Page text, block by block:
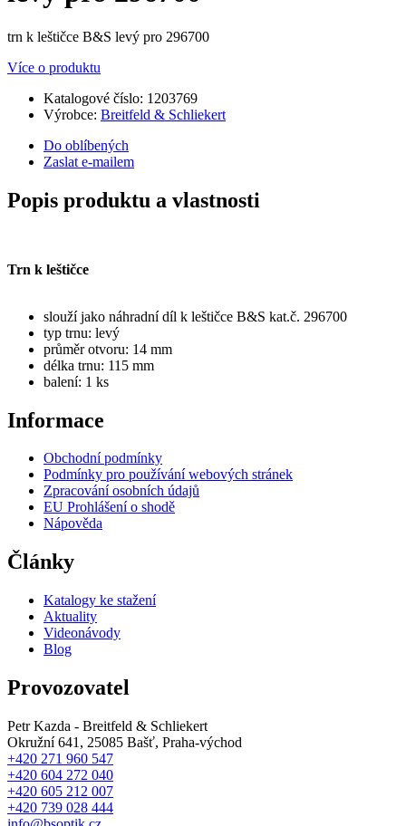
trn k leštičce B&S levý pro 296700
Více o produktu
Katalogové číslo: 1203769
Výrobce: Breitfeld & Schliekert
Do oblíbených
Zaslat e-mailem
Popis produktu a vlastnosti
Trn k leštičce
slouží jako náhradní díl k leštičce B&S kat.č. 296700
typ trnu: levý
průměr otvoru: 14 mm
délka trnu: 115 mm
balení: 1 ks
Informace
Obchodní podmínky
Podmínky pro používání webových stránek
Zpracování osobních údajů
EU Prohlášení o shodě
Nápověda
Články
Katalogy ke stažení
Aktuality
Videonávody
Blog
Provozovatel
Petr Kazda - Breitfeld & Schliekert
Okružní 641, 25085 Bašť, Praha-východ
+420 271 960 547
+420 604 272 040
+420 605 212 007
+420 739 028 444